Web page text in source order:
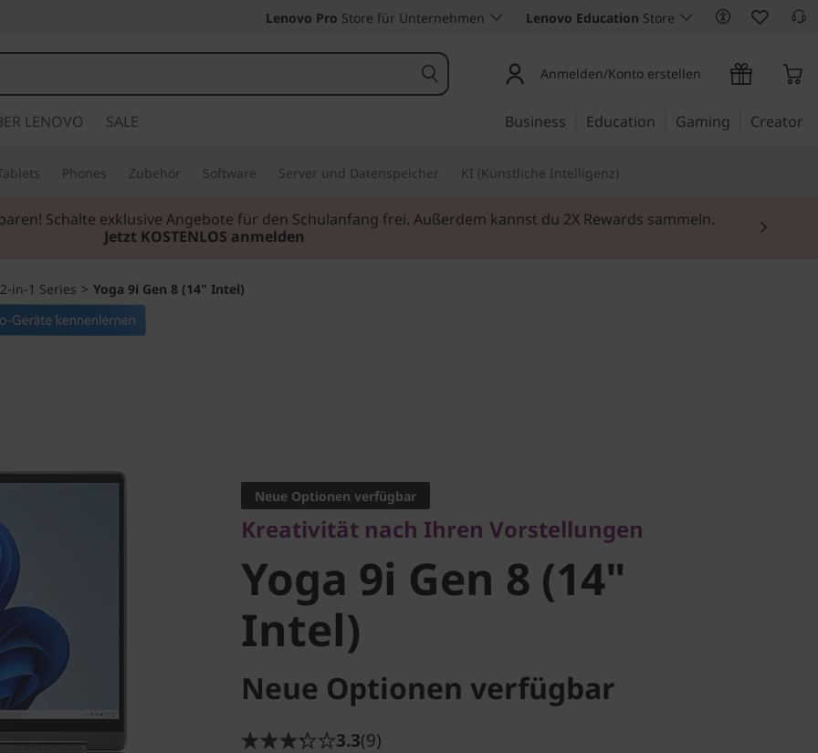
Lenovo Pro Store für Unternehmen Lenovo Education Store
Anmelden/Konto erstellen
LENOVO SALE Business Education Gaming Creator
Phones Zubehör Software Server und Datenspeicher KI (Künstliche Intelligenz)
Schalte exklusive Angebote für den Schulanfang frei. Außerdem kannst du 2X Rewards sammeln.
Jetzt KOSTENLOS anmelden
in-1 Series > Yoga 9i Gen 8 (14" Intel)
Yoga 9i Gen 8 (14"
Intel)
Neue Optionen verfügbar
Kreativität nach Ihren Vorstellungen
Yoga 9i Gen 8 (14"
Intel)
Neue Optionen verfügbar
3.3(9)